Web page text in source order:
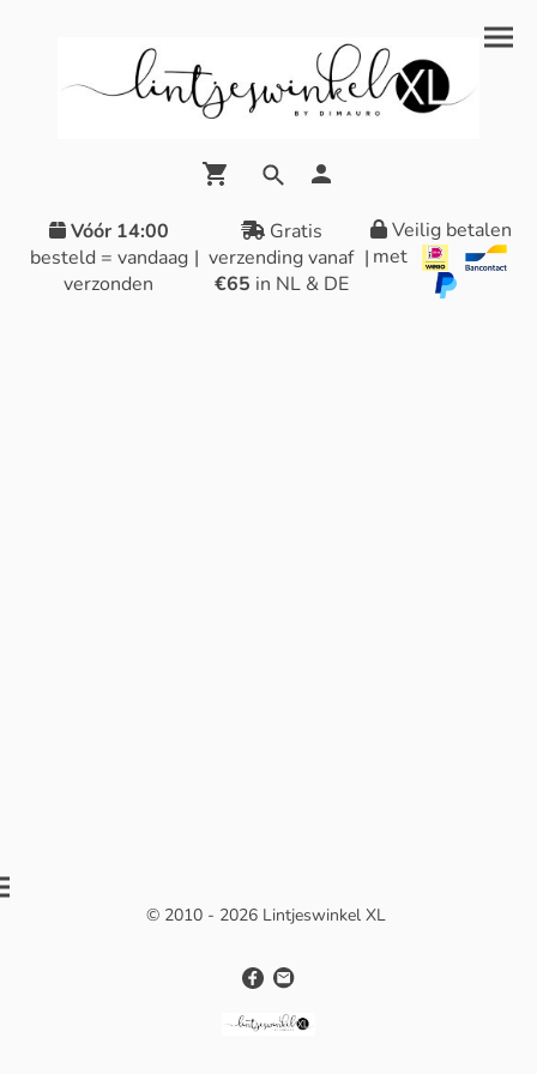
Vóór 14:00
besteld = vandaag
verzonden
|
Gratis
verzending vanaf
€65 in NL & DE
|
Veilig betalen
met
© 2010 - 2026 Lintjeswinkel XL